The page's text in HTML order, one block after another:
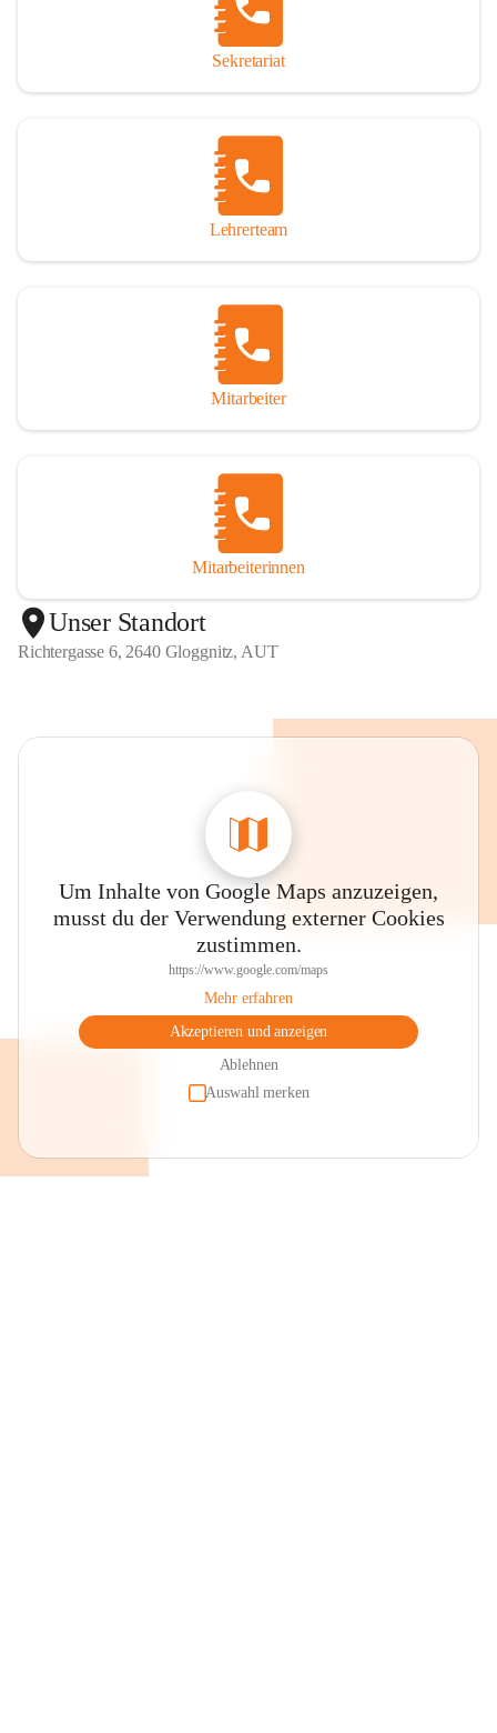
Sekretariat
Lehrerteam
Mitarbeiter
Mitarbeiterinnen
+1
Unser Standort
Richtergasse 6, 2640 Gloggnitz, AUT
Um Inhalte von Google Maps anzuzeigen,
musst du der Verwendung externer Cookies
zustimmen.
https://www.google.com/maps
Mehr erfahren
Akzeptieren und anzeigen
Ablehnen
Auswahl merken